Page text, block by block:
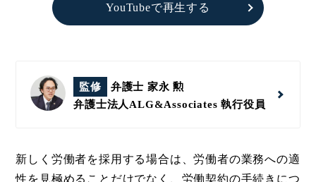
YouTubeで再生する
監修
弁護士 家永 勲
弁護士法人ALG&Associates執行役員
新しく労働者を採用する場合は、労働者の業務への適
性を見極めることだけでなく、労働契約の手続きにつ